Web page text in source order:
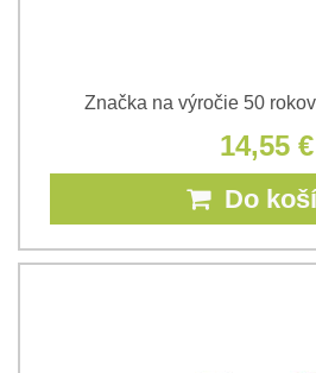
Značka na výročie 50
14,55 €
Do